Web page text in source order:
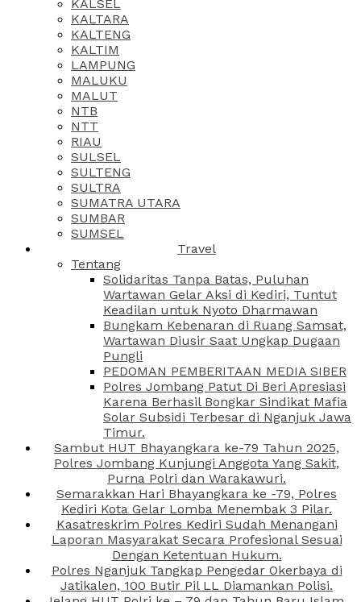
KALSEL
KALTARA
KALTENG
KALTIM
LAMPUNG
MALUKU
MALUT
NTB
NTT
RIAU
SULSEL
SULTENG
SULTRA
SUMATRA UTARA
SUMBAR
SUMSEL
Travel
Tentang
Solidaritas Tanpa Batas, Puluhan
Wartawan Gelar Aksi di Kediri, Tuntut
Keadilan untuk Nyoto Dharmawan
Bungkam Kebenaran di Ruang Samsat,
Wartawan Diusir Saat Ungkap Dugaan
Pungli
PEDOMAN PEMBERITAAN MEDIA SIBER
Polres Jombang Patut Di Beri Apresiasi
Karena Berhasil Bongkar Sindikat Mafia
Solar Subsidi Terbesar di Nganjuk Jawa
Timur.
Sambut HUT Bhayangkara ke-79 Tahun 2025,
Polres Jombang Kunjungi Anggota Yang Sakit,
Purna Polri dan Warakawuri.
Semarakkan Hari Bhayangkara ke -79, Polres
Kediri Kota Gelar Lomba Menembak 3 Pilar.
Kasatreskrim Polres Kediri Sudah Menangani
Laporan Masyarakat Secara Profesional Sesuai
Dengan Ketentuan Hukum.
Polres Nganjuk Tangkap Pengedar Okerbaya di
Jatikalen, 100 Butir Pil LL Diamankan Polisi.